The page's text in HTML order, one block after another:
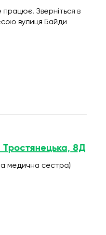
працює. Зверніться в
вулиця Байди
Тростянецька, 8Д
медична сестра)